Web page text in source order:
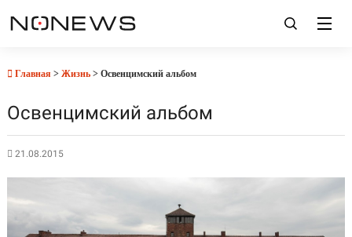
Главная > Жизнь> Освенцимский альбом
Освенцимский альбом
21.08.2015